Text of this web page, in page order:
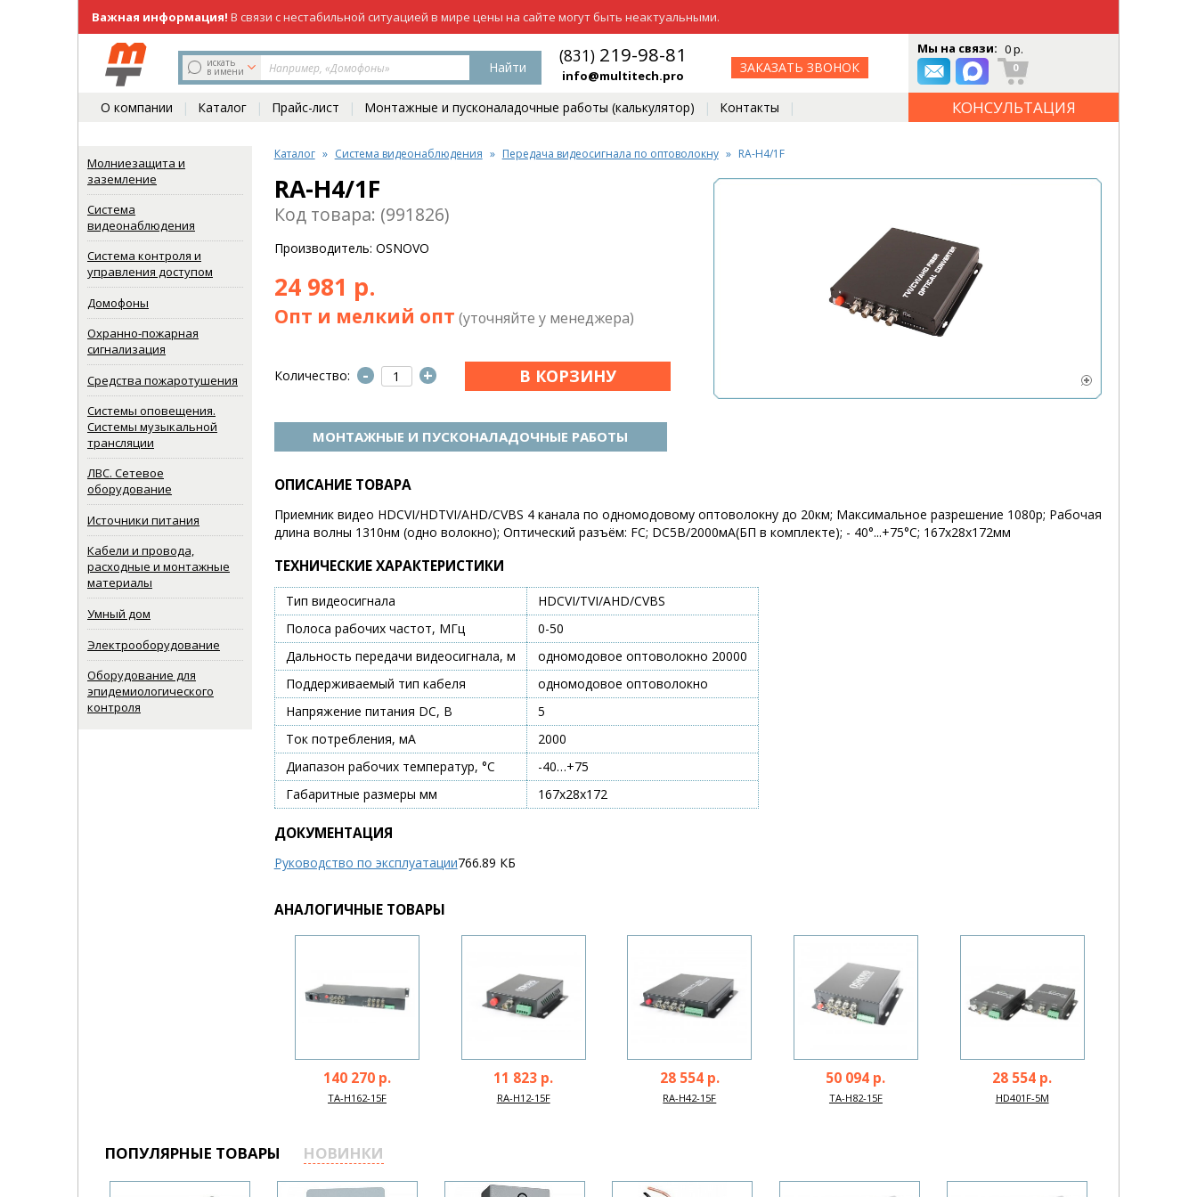
Важная информация! В связи с нестабильной ситуацией в мире цены на сайте могут быть неактуальными.
(831)219-98-81
искать
в имени Найти
(831) 219-98-81
info@multitech.pro
ЗАКАЗАТЬ ЗВОНОК
Мы на связи: 0 р.
0
О компании Каталог Прайс-лист Монтажные и пусконаладочные работы (калькулятор) Контакты
КОНСУЛЬТАЦИЯ
Молниезащита и
заземление
Система
видеонаблюдения
Система контроля и
управления доступом
Домофоны
Охранно-пожарная
сигнализация
Средства пожаротушения
Системы оповещения.
Системы музыкальной
трансляции
ЛВС. Сетевое
оборудование
Источники питания
Кабели и провода,
расходные и монтажные
материалы
Умный дом
Электрооборудование
Оборудование для
эпидемиологического
контроля
Каталог Система видеонаблюдения Передача видеосигнала по оптоволокну RA-H4/1F
RA-H4/1F
Код товара: (991826)
Производитель: OSNOVO
24 981 р.
Опт и мелкий опт (уточняйте у менеджера)
Количество: - +
МОНТАЖНЫЕ И ПУСКОНАЛАДОЧНЫЕ РАБОТЫ
ОПИСАНИЕ ТОВАРА
Приемник видео HDCVI/HDTVI/AHD/CVBS 4 канала по одномодовому оптоволокну до 20км; Максимальное разрешение 1080p; Рабочая
длина волны 1310нм (одно волокно); Оптический разъём: FC; DC5В/2000мА(БП в комплекте); - 40°...+75°C; 167x28x172мм
ТЕХНИЧЕСКИЕ ХАРАКТЕРИСТИКИ
Тип видеосигнала
HDCVI/TVI/AHD/CVBS
Полоса рабочих частот, МГц
0-50
Дальность передачи видеосигнала, м
одномодовое оптоволокно 20000
Поддерживаемый тип кабеля
одномодовое оптоволокно
Напряжение питания DC, В
5
Ток потребления, мА
2000
Диапазон рабочих температур, °С
-40…+75
Габаритные размеры мм
167х28х172
ДОКУМЕНТАЦИЯ
Руководство по эксплуатации766.89 КБ
АНАЛОГИЧНЫЕ ТОВАРЫ
140 270 р.
TA-H162-15F
11 823 р.
RA-H12-15F
28 554 р.
RA-H42-15F
50 094 р.
TA-H82-15F
28 554 р.
HD401F-5M
ПОПУЛЯРНЫЕ ТОВАРЫ НОВИНКИ